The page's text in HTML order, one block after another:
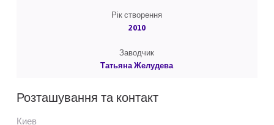
Рік створення
2010
Заводчик
Татьяна Желудева
Розташування та контакт
Киев